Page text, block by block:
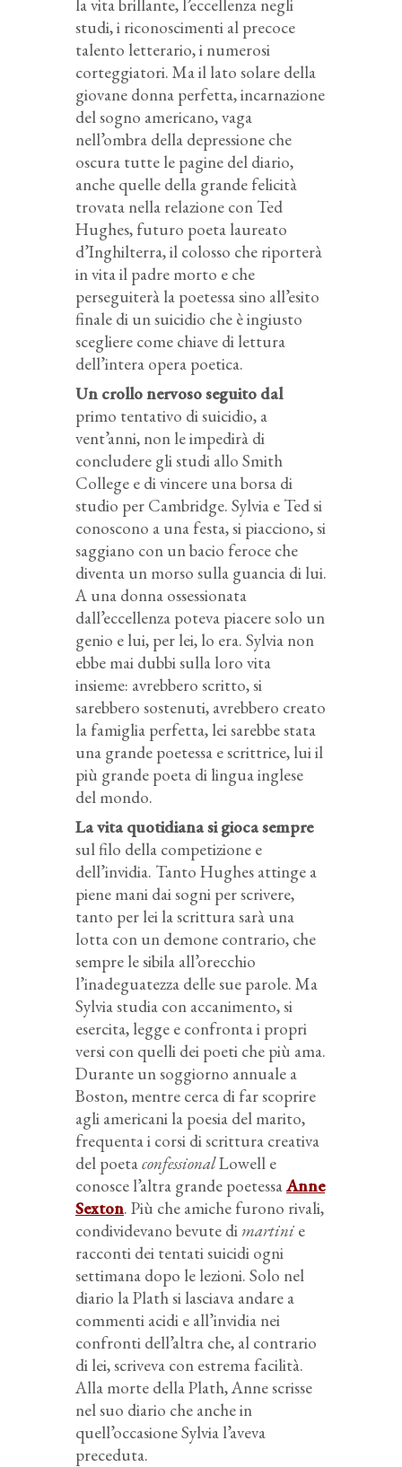
la vita brillante, l’eccellenza negli
studi, i riconoscimenti al precoce
talento letterario, i numerosi
corteggiatori. Ma il lato solare della
giovane donna perfetta, incarnazione
del sogno americano, vaga
nell’ombra della depressione che
oscura tutte le pagine del diario,
anche quelle della grande felicità
trovata nella relazione con Ted
Hughes, futuro poeta laureato
d’Inghilterra, il colosso che riporterà
in vita il padre morto e che
perseguiterà la poetessa sino all’esito
finale di un suicidio che è ingiusto
scegliere come chiave di lettura
dell’intera opera poetica.
Un crollo nervoso seguito dal
primo tentativo di suicidio, a
vent’anni, non le impedirà di
concludere gli studi allo Smith
College e di vincere una borsa di
studio per Cambridge. Sylvia e Ted si
conoscono a una festa, si piacciono, si
saggiano con un bacio feroce che
diventa un morso sulla guancia di lui.
A una donna ossessionata
dall’eccellenza poteva piacere solo un
genio e lui, per lei, lo era. Sylvia non
ebbe mai dubbi sulla loro vita
insieme: avrebbero scritto, si
sarebbero sostenuti, avrebbero creato
la famiglia perfetta, lei sarebbe stata
una grande poetessa e scrittrice, lui il
più grande poeta di lingua inglese
del mondo.
La vita quotidiana si gioca sempre
sul filo della competizione e
dell’invidia. Tanto Hughes attinge a
piene mani dai sogni per scrivere,
tanto per lei la scrittura sarà una
lotta con un demone contrario, che
sempre le sibila all’orecchio
l’inadeguatezza delle sue parole. Ma
Sylvia studia con accanimento, si
esercita, legge e confronta i propri
versi con quelli dei poeti che più ama.
Durante un soggiorno annuale a
Boston, mentre cerca di far scoprire
agli americani la poesia del marito,
frequenta i corsi di scrittura creativa
del poetaconfessionalLowell e
conosce l’altra grande poetessaAnne
Sexton. Più che amiche furono rivali,
condividevano bevute di martini e
racconti dei tentati suicidi ogni
settimana dopo le lezioni. Solo nel
diario la Plath si lasciava andare a
commenti acidi e all’invidia nei
confronti dell’altra che, al contrario
di lei, scriveva con estrema facilità.
Alla morte della Plath, Anne scrisse
nel suo diario che anche in
quell’occasione Sylvia l’aveva
preceduta.